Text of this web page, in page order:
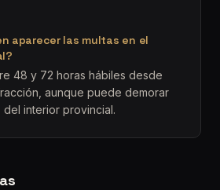
aparecer las multas en el
48 y 72 horas hábiles desde
aunque puede demorar
del interior provincial.